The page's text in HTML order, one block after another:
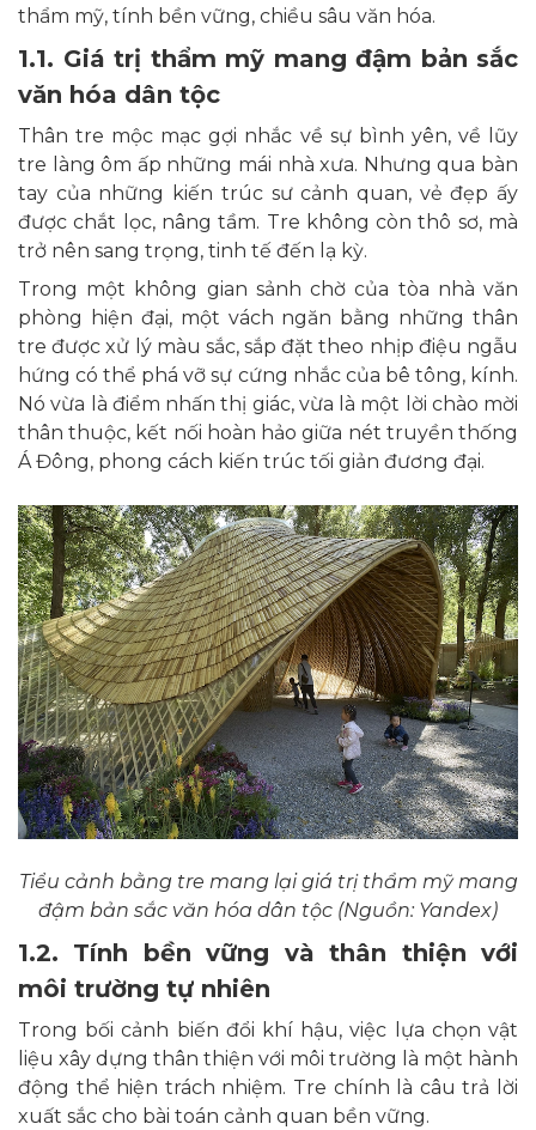
thẩm mỹ, tính bền vững, chiều sâu văn hóa.
1.1. Giá trị thẩm mỹ mang đậm bản sắc
văn hóa dân tộc
Thân tre mộc mạc gợi nhắc về sự bình yên, về lũy
tre làng ôm ấp những mái nhà xưa. Nhưng qua bàn
tay của những kiến trúc sư cảnh quan, vẻ đẹp ấy
được chắt lọc, nâng tầm. Tre không còn thô sơ, mà
trở nên sang trọng, tinh tế đến lạ kỳ.
Trong một không gian sảnh chờ của tòa nhà văn
phòng hiện đại, một vách ngăn bằng những thân
tre được xử lý màu sắc, sắp đặt theo nhịp điệu ngẫu
hứng có thể phá vỡ sự cứng nhắc của bê tông, kính.
Nó vừa là điểm nhấn thị giác, vừa là một lời chào mời
thân thuộc, kết nối hoàn hảo giữa nét truyền thống
Á Đông, phong cách kiến trúc tối giản đương đại.
Tiểu cảnh bằng tre mang lại giá trị thẩm mỹ mang
đậm bản sắc văn hóa dân tộc (Nguồn: Yandex)
1.2. Tính bền vững và thân thiện với
môi trường tự nhiên
Trong bối cảnh biến đổi khí hậu, việc lựa chọn vật
liệu xây dựng thân thiện với môi trường là một hành
động thể hiện trách nhiệm. Tre chính là câu trả lời
xuất sắc cho bài toán cảnh quan bền vững.